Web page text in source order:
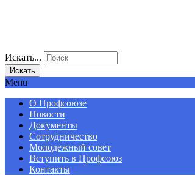
Искать...
Искать
Menu
О Профсоюзе
Новости
Документы
Сотрудничество
Молодежный совет
Вступить в Профсоюз
Контакты